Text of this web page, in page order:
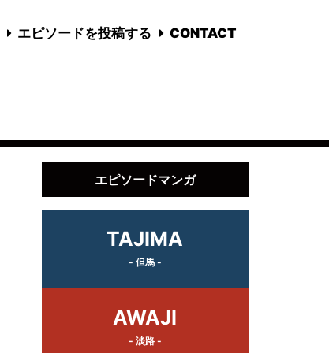
エピソードを投稿する CONTACT
エピソードマンガ
TAJIMA
- 但馬 -
AWAJI
- 淡路 -